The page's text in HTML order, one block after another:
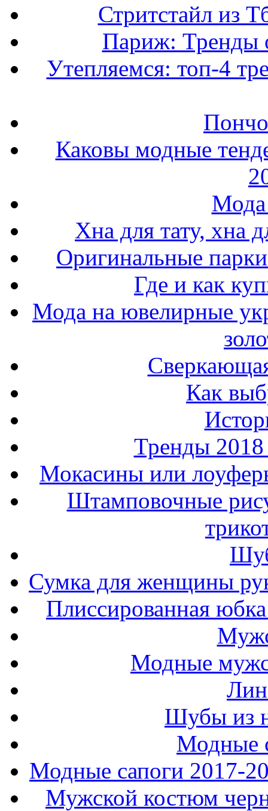
Стритстайл из
Париж: Тренды
Утепляемся: топ-4
Каковы модные
Мода
Хна для тату, хна
Оригинальные
Где и как
Мода на ювелирные
Как
Тренды
Мокасины или
Штамповочные
Сумка для женщины
Плиссированная
Модные
Шубы из
Модные
Модные сапоги 2017-
Мужской костюм